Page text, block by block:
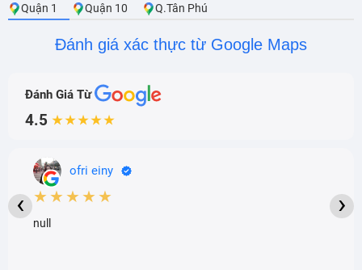
Quận 1 Quận 10 Q.Tân Phú
Đánh giá xác thực từ Google Maps
Đánh Giá Từ
4.5 ★★★★★
ofri einy
★★★★★
null
‹ ›